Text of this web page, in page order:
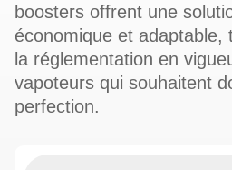
boosters offrent une
économique et adaptable,
la réglementation en
vapoteurs qui souhaitent
perfection.